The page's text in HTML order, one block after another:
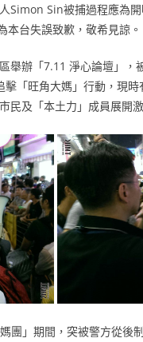
Simon Sin被捕過程應為
台失誤致歉，敬希見諒。
舉辦「7.11 淨心論壇」，
「旺角大媽」行動，現
及「本土力」成員展開
」期間，突被警方從後